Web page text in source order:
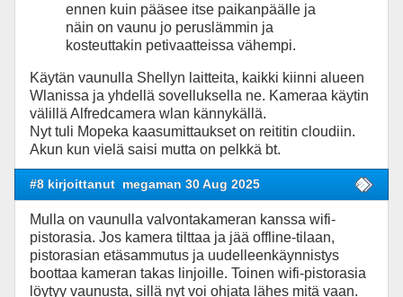
ennen kuin pääsee itse paikanpäälle ja
näin on vaunu jo peruslämmin ja
kosteuttakin petivaatteissa vähempi.
Käytän vaunulla Shellyn laitteita, kaikki kiinni alueen
Wlanissa ja yhdellä sovelluksella ne. Kameraa käytin
välillä Alfredcamera wlan kännykällä.
Nyt tuli Mopeka kaasumittaukset on reititin cloudiin.
Akun kun vielä saisi mutta on pelkkä bt.
#8 kirjoittanut megaman 30 Aug 2025
Mulla on vaunulla valvontakameran kanssa wifi-
pistorasia. Jos kamera tilttaa ja jää offline-tilaan,
pistorasian etäsammutus ja uudelleenkäynnistys
boottaa kameran takas linjoille. Toinen wifi-pistorasia
löytyy vaunusta, sillä nyt voi ohjata lähes mitä vaan.